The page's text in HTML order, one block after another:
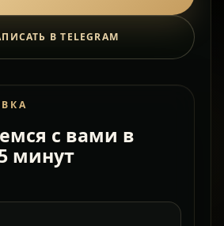
В TELEGRAM
с вами в
минут